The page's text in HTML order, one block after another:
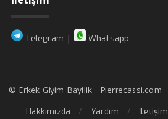
Telegram | Whatsapp
© Erkek Giyim Bayilik - Pierrecassi.com
Hakkımızda
Yardım İletişim